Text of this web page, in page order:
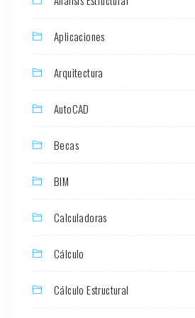
Aplicaciones
Arquitectura
AutoCAD
Becas
BIM
Calculadoras
Cálculo
Cálculo Estructural